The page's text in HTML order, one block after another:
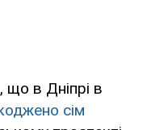
що в Дніпрі в
сім